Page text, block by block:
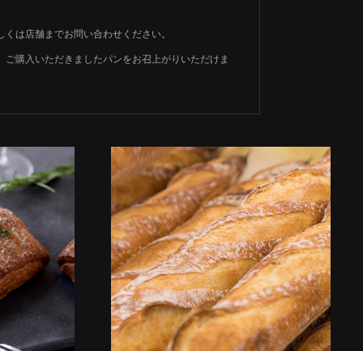
は店舗までお問い合わせください。
購入いただきましたパンをお召上がりいただけま
US
SHINJUKU TORANOMON